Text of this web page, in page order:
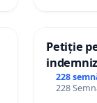
Petiție
de
de
228
228